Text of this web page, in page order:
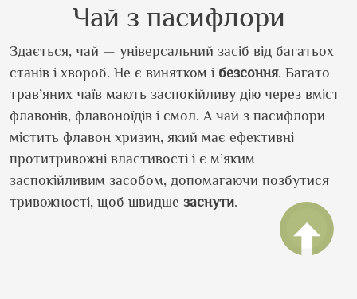
Чай з пасифлори
Здається, чай — універсальний засіб від багатьох
станів і хвороб. Не є винятком і безсоння. Багато
трав’яних чаїв мають заспокійливу дію через вміст
флавонів, флавоноїдів і смол. А чай з пасифлори
містить флавон хризин, який має ефективні
протитривожні властивості і є м’яким
заспокійливим засобом, допомагаючи позбутися
тривожності, щоб швидше заснути.